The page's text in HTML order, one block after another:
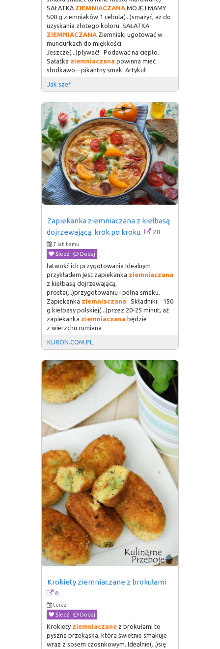
SAŁATKA ZIEMNIACZANA MOJEJ MAMY
500 g ziemniaków 1 cebula(...)smażyć, aż do
uzyskania złotego koloru. SAŁATKA
ZIEMNIACZANA Ziemniaki ugotować w
mundurkach do miękkości.
Jeszcze(...)pływać! Podawać na ciepło.
Sałatka ziemniaczana powinna mieć
słodkawo – pikantny smak. Artykuł
Jak szef
Zapiekanka ziemniaczana z kiełbasą
dojrzewającą. krok po kroku.
28
7 lat temu
Śledź
Dodaj
łatwość ich przygotowania Idealnym
przykładem jest zapiekanka ziemniaczana
z kiełbasą dojrzewającą,
prosta(...)przygotowaniu i pełna smaku.
Zapiekanka ziemniaczana Składniki: 150
g kiełbasy polskiej(...)przez 20-25 minut, aż
zapiekanka ziemniaczana będzie
z wierzchu rumiana
KURON.COM.PL
Krokiety ziemniaczane z brokułami
6
teraz
Śledź
Dodaj
Krokiety ziemniaczane z brokułami to
pyszna przekąska, która świetnie smakuje
wraz z sosem czosnkowym. Idealnie(...)się